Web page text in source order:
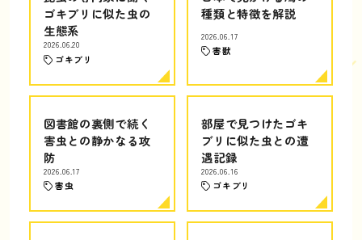
ゴキブリに似た虫の
生態系
2026.06.20
ゴキブリ
種類と特徴を解説
2026.06.17
害獣
図書館の裏側で続く
害虫との静かなる攻
防
2026.06.17
害虫
部屋で見つけたゴキ
ブリに似た虫との遭
遇記録
2026.06.16
ゴキブリ